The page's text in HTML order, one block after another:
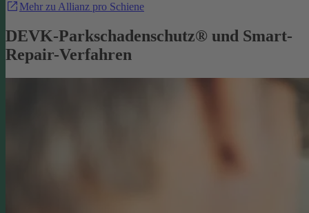
Mehr zu Allianz pro Schiene
DEVK-Parkschadenschutz® und Smart-
Repair-Verfahren